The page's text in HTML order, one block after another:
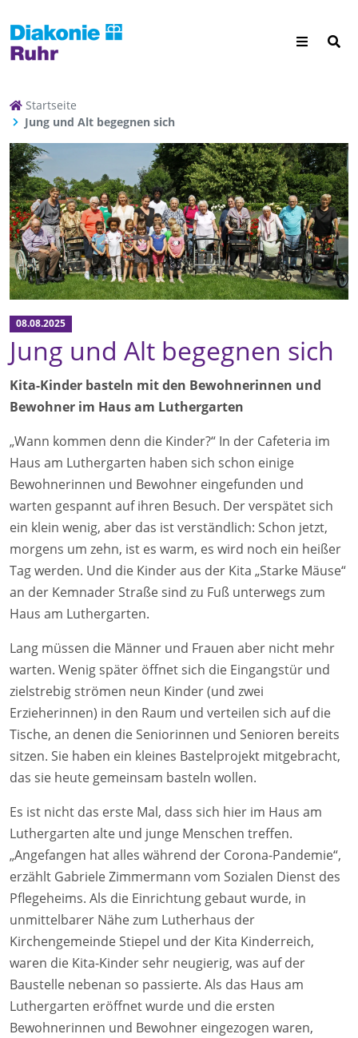
Startseite
Jung und Alt begegnen sich
08.08.2025
Jung und Alt begegnen sich
Kita-Kinder basteln mit den Bewohnerinnen und
Bewohner im Haus am Luthergarten
„Wann kommen denn die Kinder?“ In der Cafeteria im
Haus am Luthergarten haben sich schon einige
Bewohnerinnen und Bewohner eingefunden und
warten gespannt auf ihren Besuch. Der verspätet sich
ein klein wenig, aber das ist verständlich: Schon jetzt,
morgens um zehn, ist es warm, es wird noch ein heißer
Tag werden. Und die Kinder aus der Kita „Starke Mäuse“
an der Kemnader Straße sind zu Fuß unterwegs zum
Haus am Luthergarten.
Lang müssen die Männer und Frauen aber nicht mehr
warten. Wenig später öffnet sich die Eingangstür und
zielstrebig strömen neun Kinder (und zwei
Erzieherinnen) in den Raum und verteilen sich auf die
Tische, an denen die Seniorinnen und Senioren bereits
sitzen. Sie haben ein kleines Bastelprojekt mitgebracht,
das sie heute gemeinsam basteln wollen.
Es ist nicht das erste Mal, dass sich hier im Haus am
Luthergarten alte und junge Menschen treffen.
„Angefangen hat alles während der Corona-Pandemie“,
erzählt Gabriele Zimmermann vom Sozialen Dienst des
Pflegeheims. Als die Einrichtung gebaut wurde, in
unmittelbarer Nähe zum Lutherhaus der
Kirchengemeinde Stiepel und der Kita Kinderreich,
waren die Kita-Kinder sehr neugierig, was auf der
Baustelle nebenan so passierte. Als das Haus am
Luthergarten eröffnet wurde und die ersten
Bewohnerinnen und Bewohner eingezogen waren,